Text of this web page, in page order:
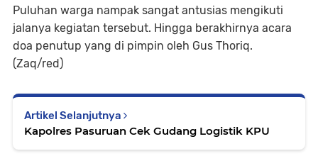
Puluhan warga nampak sangat antusias mengikuti
jalanya kegiatan tersebut. Hingga berakhirnya acara
doa penutup yang di pimpin oleh Gus Thoriq.
(Zaq/red)
Artikel Selanjutnya
Kapolres Pasuruan Cek Gudang Logistik KPU